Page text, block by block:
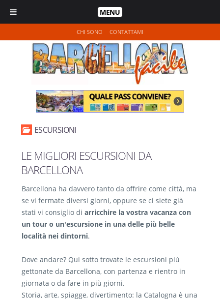
MENU
CHI SONO CONTATTAMI
ESCURSIONI
LE MIGLIORI ESCURSIONI DA
BARCELLONA
Barcellona ha davvero tanto da offrire come città, ma
se vi fermate diversi giorni, oppure se ci siete già
stati vi consiglio di arricchire la vostra vacanza con
un tour o un'escursione in una delle più belle
località nei dintorni.
Dove andare? Qui sotto trovate le escursioni più
gettonate da Barcellona, con partenza e rientro in
giornata o da fare in più giorni.
Storia, arte, spiagge, divertimento: la Catalogna è una